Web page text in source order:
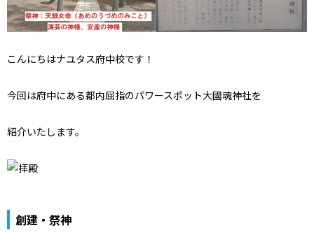
こんにちはナユタス府中校です！
今回は府中にある都内屈指のパワースポット大國魂神社を
紹介いたします。
創建・祭神